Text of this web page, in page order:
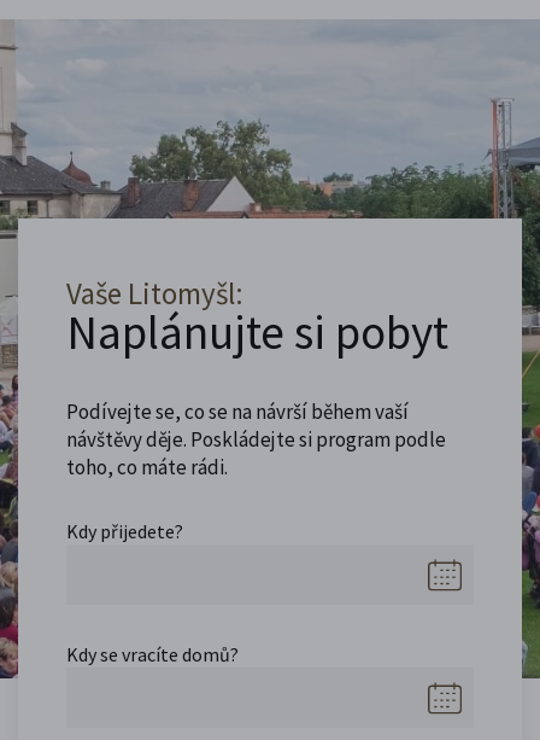
Vaše Litomyšl:
Naplánujte si pobyt
Podívejte se, co se na návrší během vaší
návštěvy děje. Poskládejte si program podle
toho, co máte rádi.
Kdy přijedete?
Kdy se vracíte domů?